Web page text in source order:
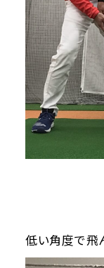
低い角度で飛